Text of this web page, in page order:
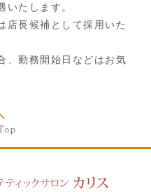
いたします。
店長候補として採用いた
、勤務開始日などはお気